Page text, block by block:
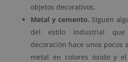
objetos decorativos.
Metal y cemento. Siguen
del estilo industrial
decoración hace unos pocos
metal en colores óxido y